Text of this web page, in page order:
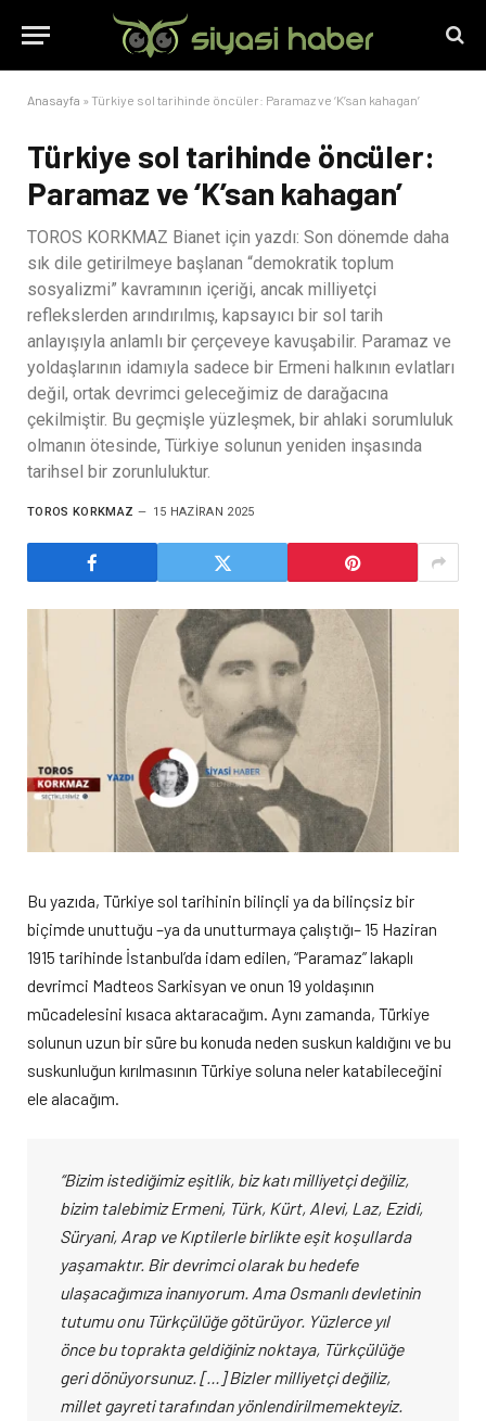
Anasayfa » Türkiye sol tarihinde öncüler: Paramaz ve ‘K’san kahagan’
Türkiye sol tarihinde öncüler:
Paramaz ve ‘K’san kahagan’
TOROS KORKMAZ Bianet için yazdı: Son dönemde daha
sık dile getirilmeye başlanan “demokratik toplum
sosyalizmi” kavramının içeriği, ancak milliyetçi
reflekslerden arındırılmış, kapsayıcı bir sol tarih
anlayışıyla anlamlı bir çerçeveye kavuşabilir. Paramaz ve
yoldaşlarının idamıyla sadece bir Ermeni halkının evlatları
değil, ortak devrimci geleceğimiz de darağacına
çekilmiştir. Bu geçmişle yüzleşmek, bir ahlaki sorumluluk
olmanın ötesinde, Türkiye solunun yeniden inşasında
tarihsel bir zorunluluktur.
TOROS KORKMAZ 15 HAZIRAN 2025
Bu yazıda, Türkiye sol tarihinin bilinçli ya da bilinçsiz bir
biçimde unuttuğu –ya da unutturmaya çalıştığı– 15 Haziran
1915 tarihinde İstanbul’da idam edilen, “Paramaz” lakaplı
devrimci Madteos Sarkisyan ve onun 19 yoldaşının
mücadelesini kısaca aktaracağım. Aynı zamanda, Türkiye
solunun uzun bir süre bu konuda neden suskun kaldığını ve bu
suskunluğun kırılmasının Türkiye soluna neler katabileceğini
ele alacağım.
“Bizim istediğimiz eşitlik, biz katı milliyetçi değiliz,
bizim talebimiz Ermeni, Türk, Kürt, Alevi, Laz, Ezidi,
Süryani, Arap ve Kıptilerle birlikte eşit koşullarda
yaşamaktır. Bir devrimci olarak bu hedefe
ulaşacağımıza inanıyorum. Ama Osmanlı devletinin
tutumu onu Türkçülüğe götürüyor. Yüzlerce yıl
önce bu toprakta geldiğiniz noktaya, Türkçülüğe
geri dönüyorsunuz. […] Bizler milliyetçi değiliz,
millet gayreti tarafından yönlendirilmemekteyiz.